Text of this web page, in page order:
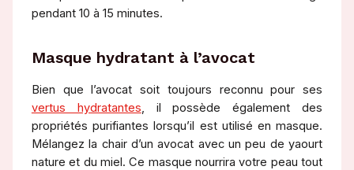
pendant 10 à 15 minutes.
Masque hydratant à l’avocat
Bien que l’avocat soit toujours reconnu pour ses
vertus hydratantes, il possède également des
propriétés purifiantes lorsqu’il est utilisé en masque.
Mélangez la chair d’un avocat avec un peu de yaourt
nature et du miel. Ce masque nourrira votre peau tout